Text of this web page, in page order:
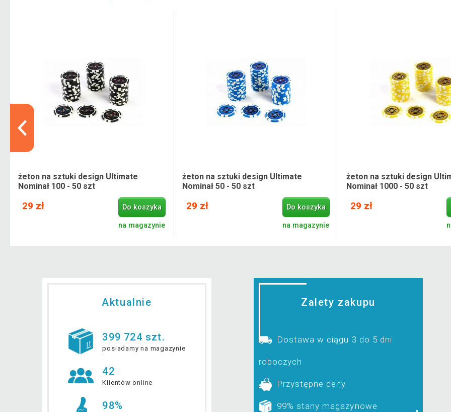
żeton na sztuki design Ultimate
Nominał 100 - 50 szt
29 zł Do koszyka
na magazynie
żeton na sztuki design Ultimate
Nominał 50 - 50 szt
29 zł Do koszyka
na magazynie
żeton na sztuki design
Nominał 1000 - 50 szt
29 zł
Aktualnie
399 724 szt.
posiadamy na magazynie
42
Klientów online
98%
Zalety zakupu
Dostawa w ciągu 3 do 5 dni
roboczych
Przystępne ceny
99% stany magazynowe